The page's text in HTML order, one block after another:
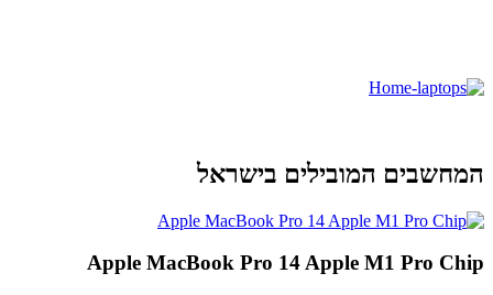
המחשבים המובילים בישראל
Apple MacBook Pro 14 Apple M1 Pro Chip